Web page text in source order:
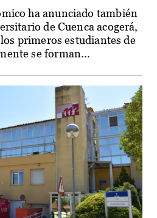
ha anunciado también
de Cuenca acogerá,
primeros estudiantes de
se forman...